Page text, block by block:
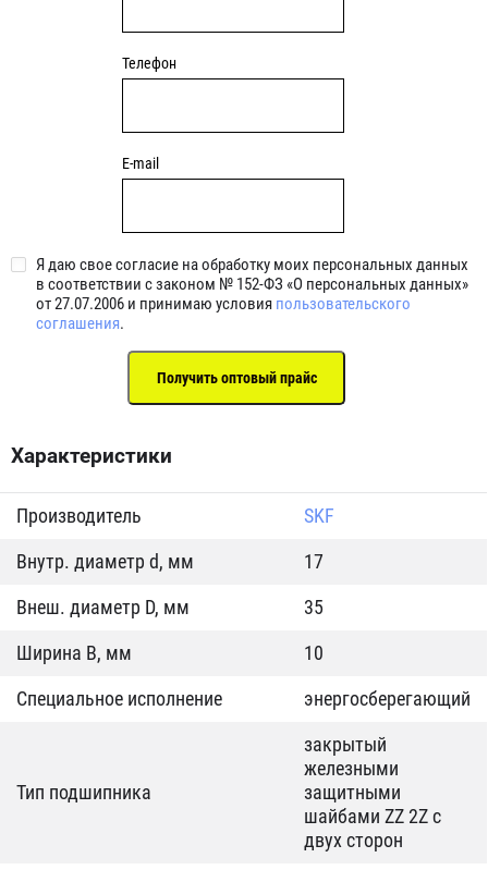
Телефон
E-mail
Я даю свое согласие на обработку моих персональных данных
в соответствии с законом № 152-ФЗ «О персональных данных»
от 27.07.2006 и принимаю условия пользовательского
соглашения.
Характеристики
Производитель
SKF
Внутр. диаметр d, мм
17
Внеш. диаметр D, мм
35
Ширина B, мм
10
Специальное исполнение
энергосберегающий
Тип подшипника
закрытый
железными
защитными
шайбами ZZ 2Z c
двух сторон